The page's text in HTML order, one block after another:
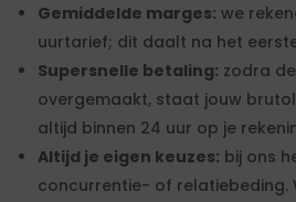
Gemiddelde marges: we
uurtarief; dit daalt na het eerste
Supersnelle betaling: zodra
overgemaakt, staat jouw
altijd binnen 24 uur op je
Altijd je eigen keuzes: bij ons
concurrentie- of relatiebeding.